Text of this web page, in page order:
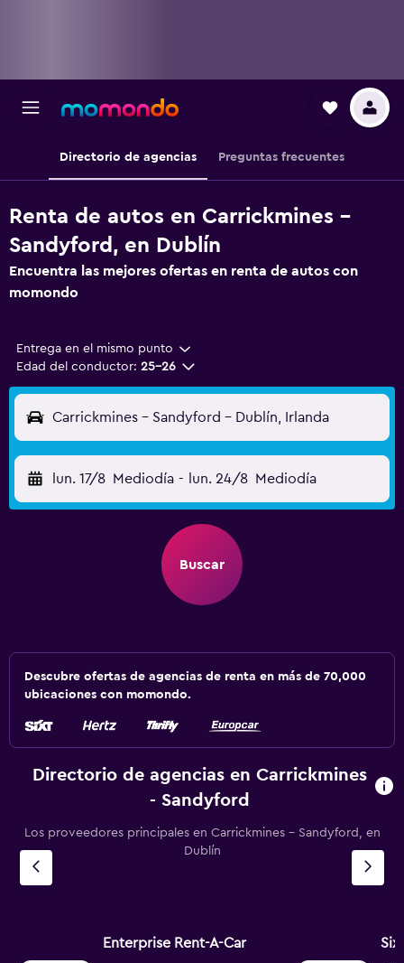
Directorio de agencias Preguntas frecuentes
Renta de autos en Carrickmines -
Sandyford, en Dublín
Encuentra las mejores ofertas en renta de autos con
momondo
Entrega en el mismo punto
Edad del conductor: 25-26
Carrickmines - Sandyford - Dublín, Irlanda
lun. 17/8 Mediodía - lun. 24/8 Mediodía
Buscar
Descubre ofertas de agencias de renta en más de 70,000
ubicaciones con momondo.
Directorio de agencias en Carrickmines
- Sandyford
Los proveedores principales en Carrickmines - Sandyford, en
Dublín
Enterprise Rent-A-Car Sixt